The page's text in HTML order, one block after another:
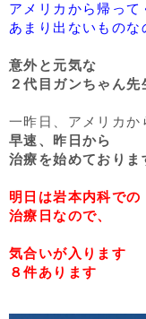
アメリカから帰って
あまり出ないものな
意外と元気な
２代目ガンちゃん
一昨日、アメリカか
早速、昨日から
治療を始めておりま
明日は岩本内科での
治療日なので、
気合いが入ります
８件あります